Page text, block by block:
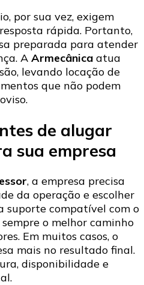
por sua vez, exigem
rápida. Portanto,
preparada para atender
A Armecânica atua
levando locação de
que não podem
de alugar
sua empresa
, a empresa precisa
da operação e escolher
suporte compatível com o
o melhor caminho
Em muitos casos, o
mais no resultado final.
disponibilidade e